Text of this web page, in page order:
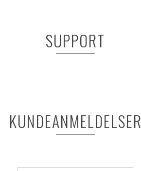
SUPPORT
KUNDEANMELDELSER